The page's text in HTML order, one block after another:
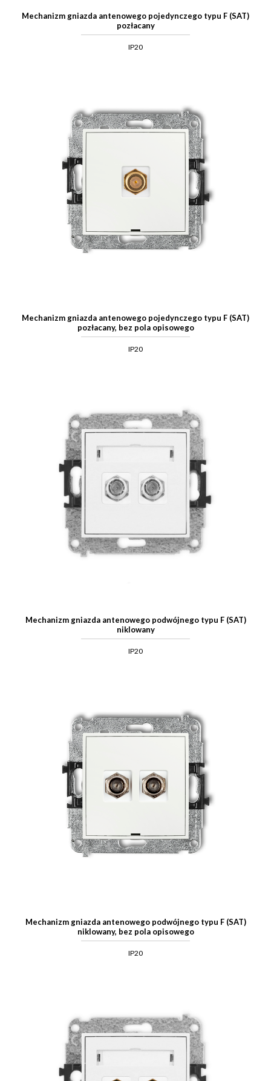
Mechanizm gniazda antenowego pojedynczego typu F (SAT)
pozłacany
IP20
Mechanizm gniazda antenowego pojedynczego typu F (SAT)
pozłacany, bez pola opisowego
IP20
Mechanizm gniazda antenowego podwójnego typu F (SAT)
niklowany
IP20
Mechanizm gniazda antenowego podwójnego typu F (SAT)
niklowany, bez pola opisowego
IP20